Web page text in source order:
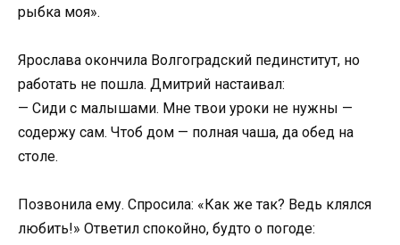
рыбка моя».
Ярослава окончила Волгоградский пединститут, но
работать не пошла. Дмитрий настаивал:
— Сиди с малышами. Мне твои уроки не нужны —
содержу сам. Чтоб дом — полная чаша, да обед на
столе.
Позвонила ему. Спросила: «Как же так? Ведь клялся
любить!» Ответил спокойно, будто о погоде: